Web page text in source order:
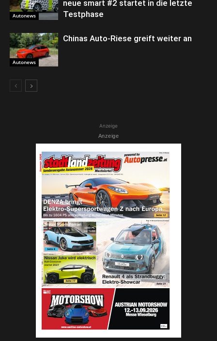
Autonews
neue smart #2 startet in die letzte
Testphase
Autonews
Chinas Auto-Riese greift weiter an
Anzeige
Anzeige